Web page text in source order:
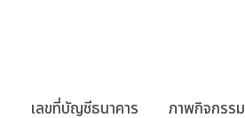
เลขที่บัญชีธนาคาร ภาพกิจกรรม